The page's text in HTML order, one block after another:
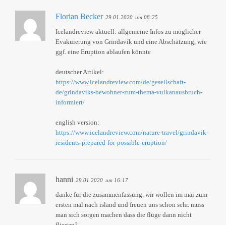
Florian Becker 29.01.2020 um 08:25
Icelandreview aktuell: allgemeine Infos zu möglicher
Evakuierung von Grindavík und eine Abschätzung, wie
ggf. eine Eruption ablaufen könnte
deutscher Artikel:
https://www.icelandreview.com/de/gesellschaft-
de/grindaviks-bewohner-zum-thema-vulkanausbruch-
informiert/
english version:
https://www.icelandreview.com/nature-travel/grindavik-
residents-prepared-for-possible-eruption/
hanni 29.01.2020 um 16:17
danke für die zusammenfassung. wir wollen im mai zum
ersten mal nach island und freuen uns schon sehr. muss
man sich sorgen machen dass die flüge dann nicht